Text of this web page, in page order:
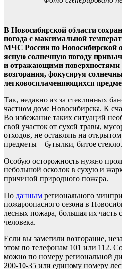
В Новосибирской области
погода с максимальной
МЧС России по Новосибирской
ясную солнечную погоду
и отражающими поверхностями
возгорания, фокусируя
легковоспламеняющихся
Так, недавно из-за стеклянных
частном доме Новосибирска. К
Во избежание таких ситуаций
свой участок от сухой травы,
отходов, не оставлять на
предметы – бутылки, битое стекло.
Особую осторожность нужно
небольшой осколок в сухую и
причиной природного пожара.
По данным регионального
пожароопасного сезона в
лесных пожара, большая их часть
человека.
Если вы заметили возгорание,
этом по телефонам 101 или 112.
можно по номеру региональной
200-10-35 или единому номеру